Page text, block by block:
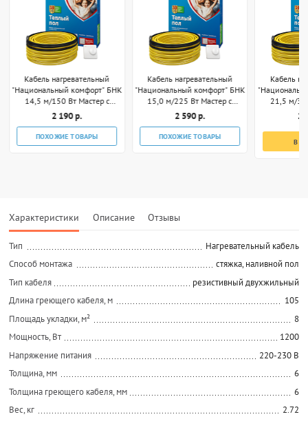
Кабель нагревательный
"Национальный комфорт" БНК
14,5 м/150 Вт Мастер с
терморегулятором
2 190 р.
ПОХОЖИЕ ТОВАРЫ
Кабель нагревательный
"Национальный комфорт" БНК
15,0 м/225 Вт Мастер с
терморегулятором
2 590 р.
ПОХОЖИЕ ТОВАРЫ
Кабель
21,5 м/
2
В
Характеристики Описание Отзывы
Тип
Нагревательный кабель
Способ монтажа
стяжка, наливной пол
Тип кабеля
резистивный двухжильный
Длина греющего кабеля, м
105
Площадь укладки, м²
8
Мощность, Вт
1200
Напряжение питания
220-230 В
Толщина, мм
6
Толщина греющего кабеля, мм
6
Вес, кг
2.72